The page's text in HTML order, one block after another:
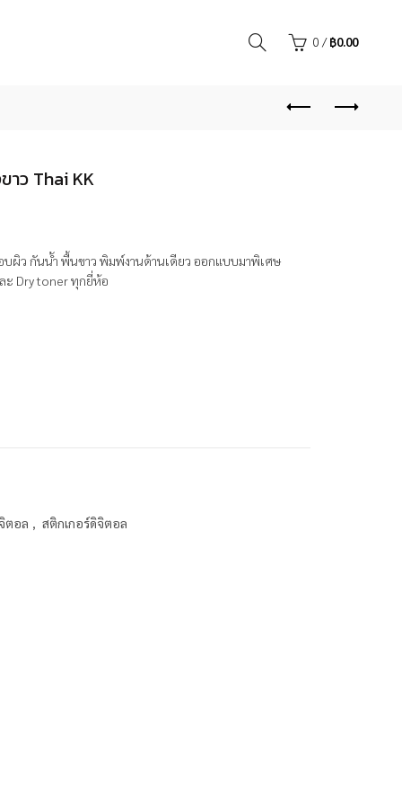
0 / ฿0.00
าว Thai KK
บผิว กันน้ำ พื้นขาว พิมพ์งานด้านเดียว ออกแบบมาพิเศษ
ะ Dry toner ทุกยี่ห้อ
ตอล , สติกเกอร์ดิจิตอล